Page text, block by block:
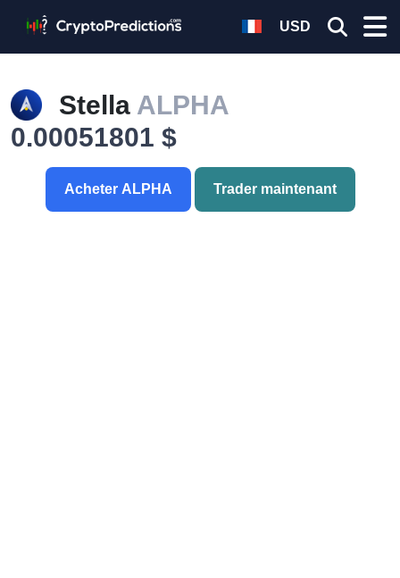
USD
Stella ALPHA
0.00051801 $
Acheter ALPHA Trader maintenant